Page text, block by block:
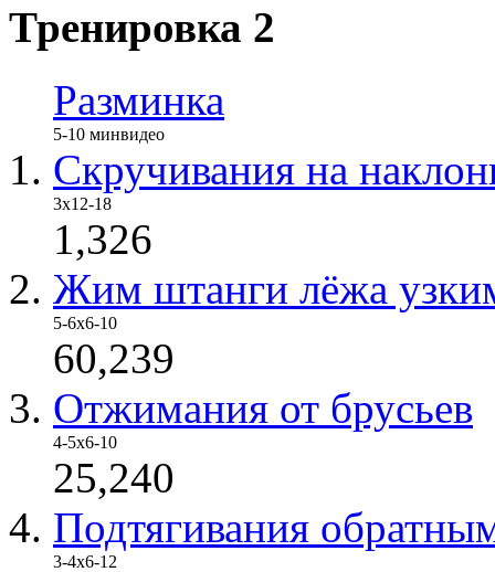
Тренировка 2
Разминка
5-10 минвидео
Скручивания на
3х12-18
1,326
Жим штанги лёжа
5-6х6-10
60,239
Отжимания от брусьев
4-5х6-10
25,240
Подтягивания
3-4х6-12